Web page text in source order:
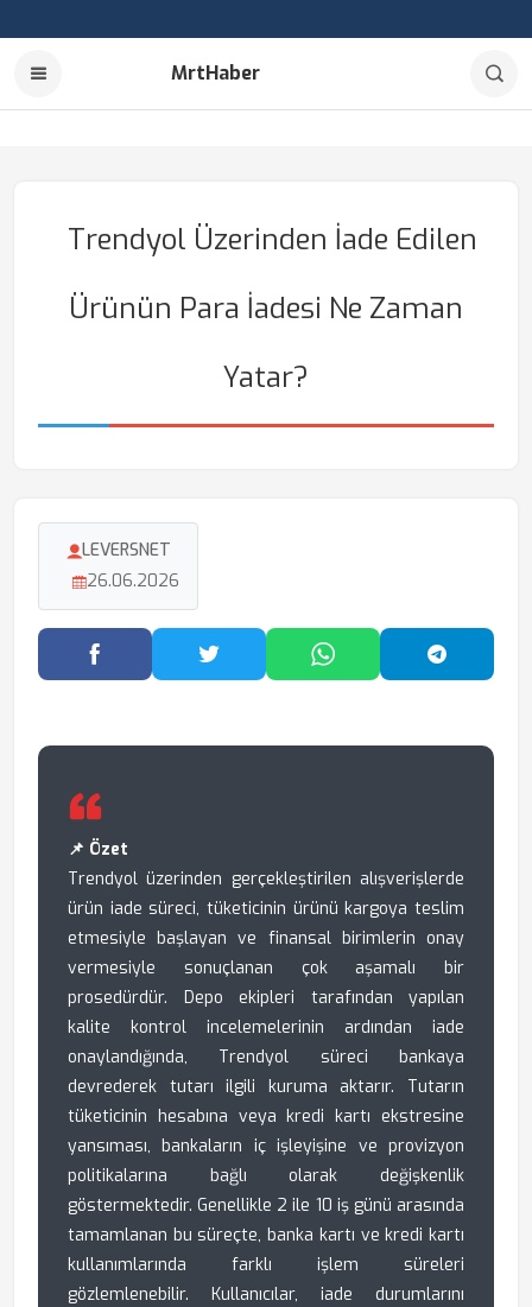
MrtHaber
Trendyol Üzerinden İade Edilen
Ürünün Para İadesi Ne Zaman
Yatar?
LEVERSNET
26.06.2026
Facebook'ta PaylaşTwitter'da PaylaşWhatsApp'ta Paylaş
📌 Özet
Trendyol üzerinden gerçekleştirilen alışverişlerde
ürün iade süreci, tüketicinin ürünü kargoya teslim
etmesiyle başlayan ve finansal birimlerin onay
vermesiyle sonuçlanan çok aşamalı bir
prosedürdür. Depo ekipleri tarafından yapılan
kalite kontrol incelemelerinin ardından iade
onaylandığında, Trendyol süreci bankaya
devrederek tutarı ilgili kuruma aktarır. Tutarın
tüketicinin hesabına veya kredi kartı ekstresine
yansıması, bankaların iç işleyişine ve provizyon
politikalarına bağlı olarak değişkenlik
göstermektedir. Genellikle 2 ile 10 iş günü arasında
tamamlanan bu süreçte, banka kartı ve kredi kartı
kullanımlarında farklı işlem süreleri
gözlemlenebilir. Kullanıcılar, iade durumlarını